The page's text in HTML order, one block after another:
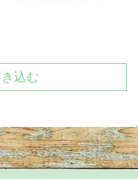
込む